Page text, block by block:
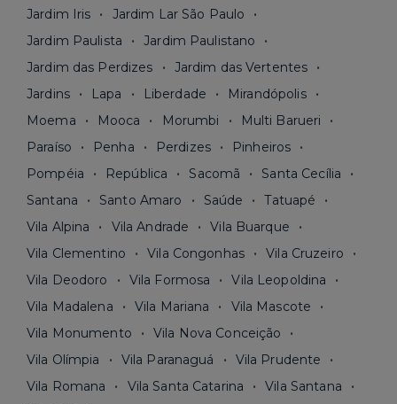
Jardim Iris
Jardim Lar São Paulo
Jardim Paulista
Jardim Paulistano
Jardim das Perdizes
Jardim das Vertentes
Jardins
Lapa Liberdade
Mirandópolis
Moema
Mooca Morumbi
Multi Barueri
Paraíso
Penha Perdizes
Pinheiros
Pompéia
República Sacomã
Santa Cecília
Santana
Santo Amaro Saúde
Tatuapé
Vila Alpina
Vila Andrade
Vila Buarque
Vila Clementino
Vila Congonhas
Vila Cruzeiro
Vila Deodoro
Vila Formosa
Vila Leopoldina
Vila Madalena
Vila Mariana
Vila Mascote
Vila Monumento
Vila Nova Conceição
Vila Olímpia
Vila Paranaguá
Vila Prudente
Vila Romana
Vila Santa Catarina
Vila Santana